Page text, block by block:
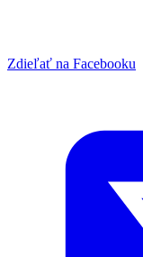
Zdieľať na Facebooku